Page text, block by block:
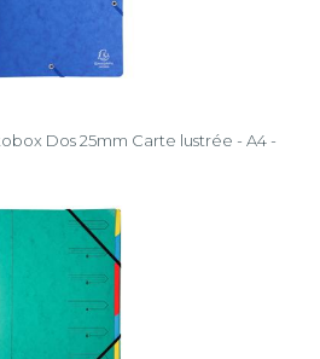
Dos 25mm Carte lustrée - A4 -